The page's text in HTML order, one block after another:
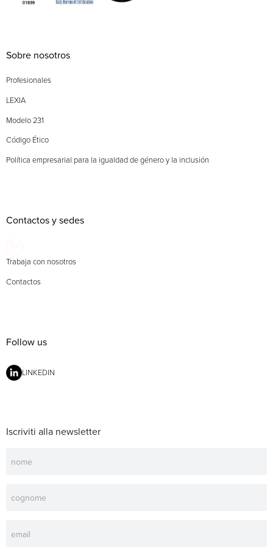
Sobre nosotros
Profesionales
LEXIA
Modelo 231
Código Ético
Política empresarial para la igualdad de género y la inclusión
Contactos y sedes
Trabaja con nosotros
Contactos
Follow us
LINKEDIN
Iscriviti alla newsletter